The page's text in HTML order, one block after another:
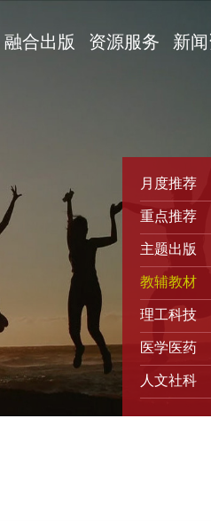
融合出版 资源服务 新
月度推荐
重点推荐
主题出版
教辅教材
理工科技
医学医药
人文社科